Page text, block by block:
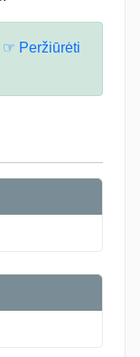
☞ Peržiūrėti